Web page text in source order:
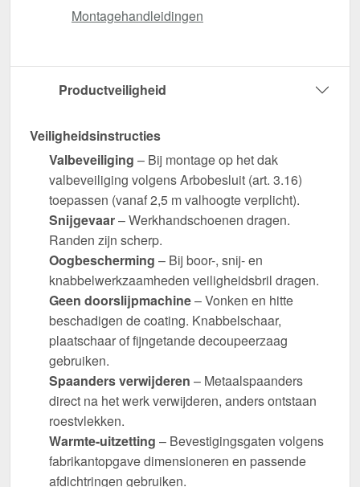
Montagehandleidingen
Productveiligheid
Veiligheidsinstructies
Valbeveiliging – Bij montage op het dak
valbeveiliging volgens Arbobesluit (art. 3.16)
toepassen (vanaf 2,5 m valhoogte verplicht).
Snijgevaar– Werkhandschoenen dragen.
Randen zijn scherp.
Oogbescherming – Bij boor-, snij- en
knabbelwerkzaamheden veiligheidsbril dragen.
Geen doorslijpmachine– Vonken en hitte
beschadigen de coating. Knabbelschaar,
plaatschaar of fijngetande decoupeerzaag
gebruiken.
Spaanders verwijderen – Metaalspaanders
direct na het werk verwijderen, anders ontstaan
roestvlekken.
Warmte-uitzetting – Bevestigingsgaten volgens
fabrikantopgave dimensioneren en passende
afdichtringen gebruiken.